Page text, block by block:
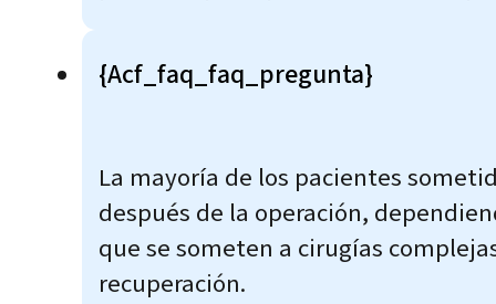
{acf_faq_faq_pregunta}
La mayoría de los pacientes
después de la operación,
que se someten a cirugías
recuperación.